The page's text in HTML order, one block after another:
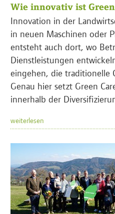
Wie innovativ ist Green
Innovation in der
in neuen Maschinen oder
entsteht auch dort, wo
Dienstleistungen
eingehen, die traditionelle
Genau hier setzt Green
innerhalb der
weiterlesen